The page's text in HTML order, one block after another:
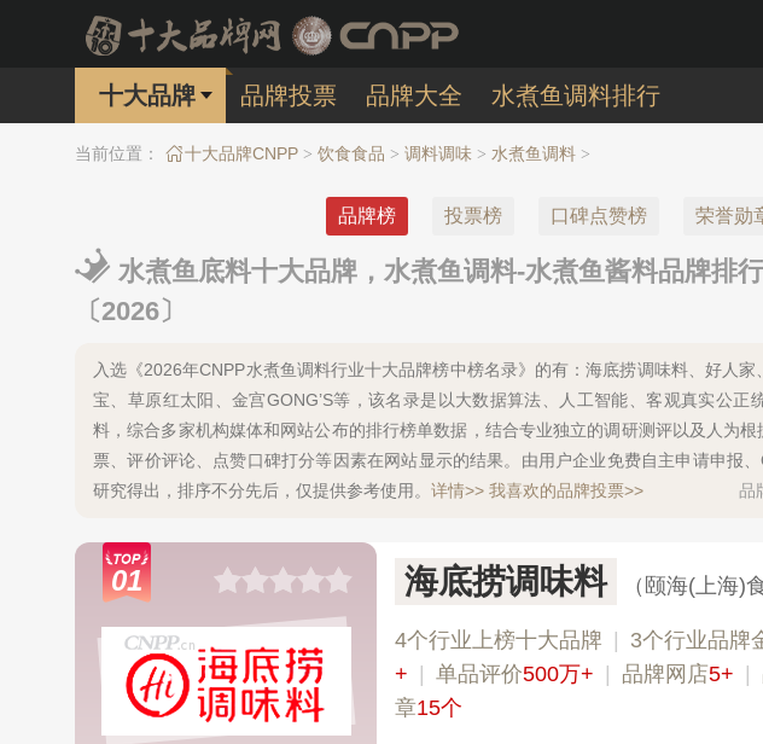
十大品牌 品牌投票 品牌大全 水煮鱼调料排行
当前位置： 十大品牌CNPP > 饮食食品 > 调料调味 > 水煮鱼调料 >
品牌榜 投票榜 口碑点赞榜 荣誉勋
水煮鱼底料十大品牌，水煮鱼调料-水煮鱼酱料品牌排
〔2026〕
入选《2026年CNPP水煮鱼调料行业十大品牌榜中榜名录》的有：海底捞调味料、好人
宝、草原红太阳、金宫GONG’S等，该名录是以大数据算法、人工智能、客观真实公
料，综合多家机构媒体和网站公布的排行榜单数据，结合专业独立的调研测评以及人为
票、评价评论、点赞口碑打分等因素在网站显示的结果。由用户企业免费自主申请申报
研究得出，排序不分先后，仅提供参考使用。 详情>> 我喜欢的品牌投票>> 品
01 海底捞调味料 （颐海(上海)
4个行业上榜十大品牌 3个行业品牌
+
单品评价500万+ 品牌网店5+
章15个